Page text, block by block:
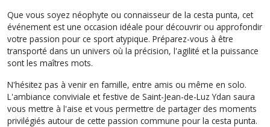
Que vous soyez néophyte ou connaisseur de la cesta punta, cet
événement est une occasion idéale pour découvrir ou approfondir
votre passion pour ce sport atypique. Préparez-vous à être
transporté dans un univers où la précision, l'agilité et la puissance
sont les maîtres mots.
N'hésitez pas à venir en famille, entre amis ou même en solo.
L'ambiance conviviale et festive de Saint-Jean-de-Luz Ydan saura
vous mettre à l'aise et vous permettre de partager des moments
privilégiés autour de cette passion commune pour la cesta punta.